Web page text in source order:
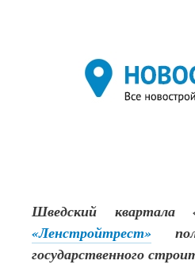
Шведский квартала
«Ленстройтрест»
государственного